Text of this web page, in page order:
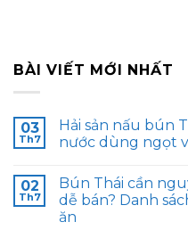
BÀI VIẾT MỚI NHẤT
03
Th7
Hải sản nấu bún
nước dùng ngọt
02
Th7
Bún Thái cần
dễ bán? Danh
ăn